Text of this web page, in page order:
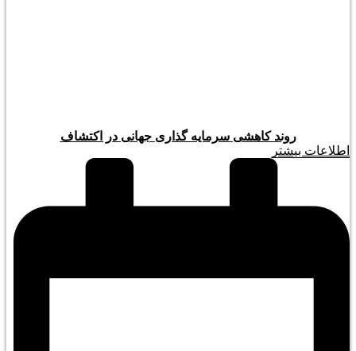
روند کاهشی سرمایه گذاری جهانی در اکتشاف
اطلاعات بیشتر